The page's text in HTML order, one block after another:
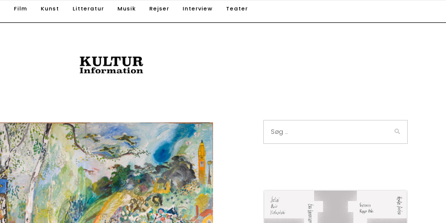
Film Kunst Litteratur Musik Rejser Interview Teater